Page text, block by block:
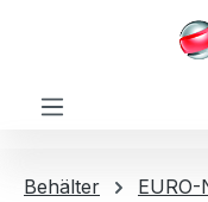
Behälter
EURO-